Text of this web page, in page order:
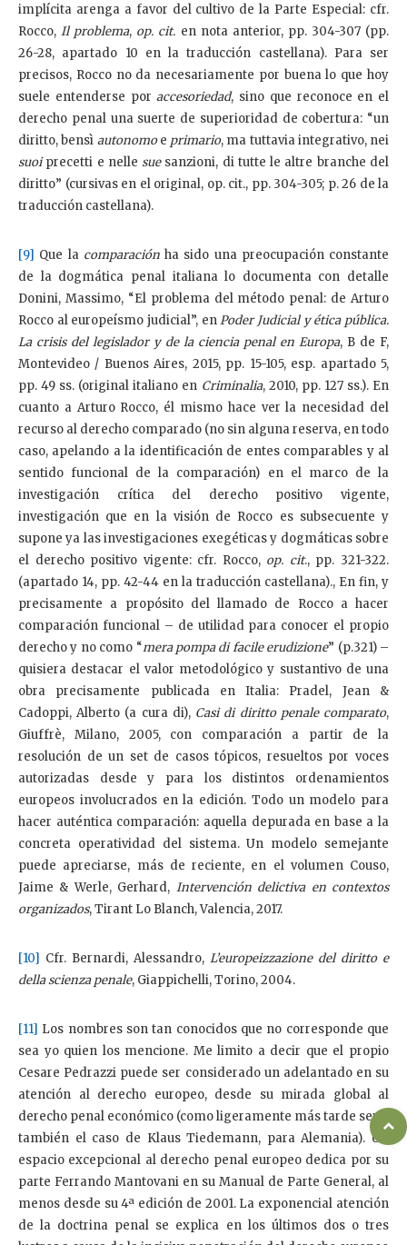
implícita arenga a favor del cultivo de la Parte Especial: cfr.
Rocco,Il problema, op. cit. en nota anterior, pp. 304-307 (pp.
26-28, apartado 10 en la traducción castellana). Para ser
precisos, Rocco no da necesariamente por buena lo que hoy
suele entenderse poraccesoriedad, sino que reconoce en el
derecho penal una suerte de superioridad de cobertura: “un
diritto, bensì autonomoe primario, ma tuttavia integrativo, nei
suoiprecetti e nellesuesanzioni, di tutte le altre branche del
diritto” (cursivas en el original, op. cit., pp. 304-305; p. 26 de la
traducción castellana).
[9] Que la comparaciónha sido una preocupación constante
de la dogmática penal italiana lo documenta con detalle
Donini, Massimo, “El problema del método penal: de Arturo
Rocco al europeísmo judicial”, enPoder Judicial y ética pública.
La crisis del legislador y de la ciencia penal en Europa, B de F,
Montevideo / Buenos Aires, 2015, pp. 15-105, esp. apartado 5,
pp. 49 ss. (original italiano en Criminalia, 2010, pp. 127 ss.). En
cuanto a Arturo Rocco, él mismo hace ver la necesidad del
recurso al derecho comparado (no sin alguna reserva, en todo
caso, apelando a la identificación de entes comparables y al
sentido funcional de la comparación) en el marco de la
investigación crítica del derecho positivo vigente,
investigación que en la visión de Rocco es subsecuente y
supone ya las investigaciones exegéticas y dogmáticas sobre
el derecho positivo vigente: cfr. Rocco, op. cit., pp. 321-322.
(apartado 14, pp. 42-44 en la traducción castellana)., En fin, y
precisamente a propósito del llamado de Rocco a hacer
comparación funcional – de utilidad para conocer el propio
derecho y no como “mera pompa di facile erudizione” (p.321) –
quisiera destacar el valor metodológico y sustantivo de una
obra precisamente publicada en Italia: Pradel, Jean &
Cadoppi, Alberto (a cura di), Casi di diritto penale comparato,
Giuffrè, Milano, 2005, con comparación a partir de la
resolución de un set de casos tópicos, resueltos por voces
autorizadas desde y para los distintos ordenamientos
europeos involucrados en la edición. Todo un modelo para
hacer auténtica comparación: aquella depurada en base a la
concreta operatividad del sistema. Un modelo semejante
puede apreciarse, más de reciente, en el volumen Couso,
Jaime & Werle, Gerhard, Intervención delictiva en contextos
organizados, Tirant Lo Blanch, Valencia, 2017.
[10] Cfr. Bernardi, Alessandro, L’europeizzazione del diritto e
della scienza penale, Giappichelli, Torino, 2004.
[11] Los nombres son tan conocidos que no corresponde que
sea yo quien los mencione. Me limito a decir que el propio
Cesare Pedrazzi puede ser considerado un adelantado en su
atención al derecho europeo, desde su mirada global al
derecho penal económico (como ligeramente más tarde sería
también el caso de Klaus Tiedemann, para Alemania). Un
espacio excepcional al derecho penal europeo dedica por su
parte Ferrando Mantovani en su Manual de Parte General, al
menos desde su 4ª edición de 2001. La exponencial atención
de la doctrina penal se explica en los últimos dos o tres